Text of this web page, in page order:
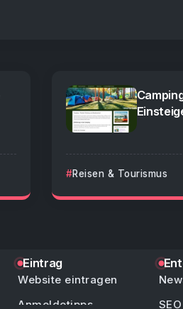
Reisen & Tourismus
Eintrag
Website eintragen
Anmeldetipps